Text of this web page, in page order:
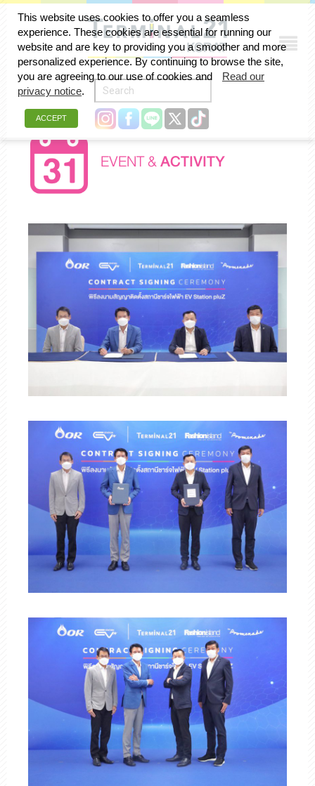
EVENT &ACTIVITY
This website uses cookies to offer you a seamless
experience. These cookies are essential for running our
website and are key to providing you a smoother and more
personalized experience. By continuing to browse the site,
you are agreeing to our use of cookies and
Read our
privacy notice.
ACCEPT